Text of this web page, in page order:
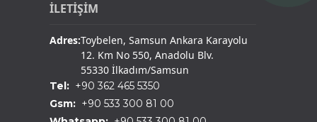
İLETİŞİM
Adres:Toybelen, Samsun Ankara Karayolu
12. Km No 550, Anadolu Blv.
55330 İlkadım/Samsun
Tel: +90 362 465 5350
Gsm: +90 533 300 81 00